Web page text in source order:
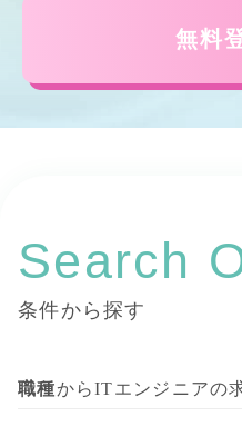
無料
Search
条件から探す
職種からITエンジニアの